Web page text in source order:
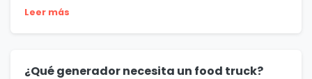
Leer más
¿Qué generador necesita un food truck?